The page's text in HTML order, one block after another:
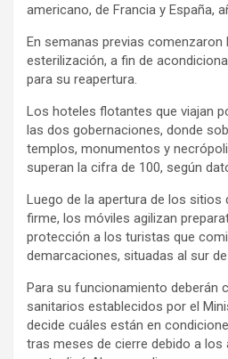
americano, de Francia y España,
En semanas previas comenzaron
esterilización, a fin de
para su reapertura.
Los hoteles flotantes que viajan
las dos gobernaciones, donde
templos, monumentos y
superan la cifra de 100, según
Luego de la apertura de los sitios
firme, los móviles agilizan
protección a los turistas que
demarcaciones, situadas al sur de
Para su funcionamiento deberán
sanitarios establecidos por el
decide cuáles están en
tras meses de cierre debido a los